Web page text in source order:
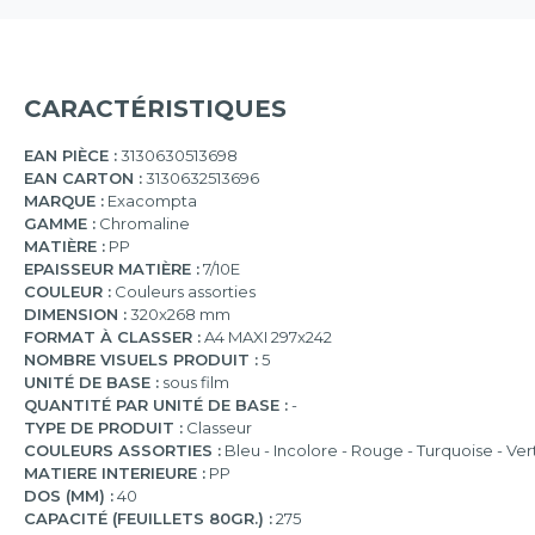
CARACTÉRISTIQUES
EAN PIÈCE :3130630513698
EAN CARTON :3130632513696
MARQUE : Exacompta
GAMME : Chromaline
MATIÈRE : PP
EPAISSEUR MATIÈRE :7/10E
COULEUR : Couleurs assorties
DIMENSION :320x268 mm
FORMAT À CLASSER :A4 MAXI 297x242
NOMBRE VISUELS PRODUIT :5
UNITÉ DE BASE : sous film
QUANTITÉ PAR UNITÉ DE BASE :-
TYPE DE PRODUIT : Classeur
COULEURS ASSORTIES : Bleu - Incolore - Rouge - Turquoise -
MATIERE INTERIEURE : PP
DOS (MM) :40
CAPACITÉ (FEUILLETS 80GR.) :275